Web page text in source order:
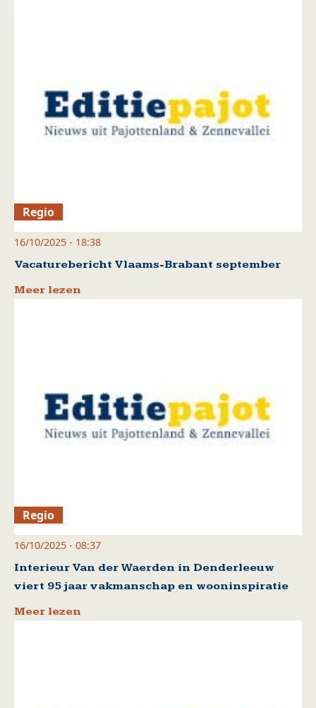
Regio
16/10/2025 - 18:38
Vacaturebericht Vlaams-Brabant september
Meer lezen
Regio
16/10/2025 - 08:37
Interieur Van der Waerden in Denderleeuw
viert 95 jaar vakmanschap en wooninspiratie
Meer lezen